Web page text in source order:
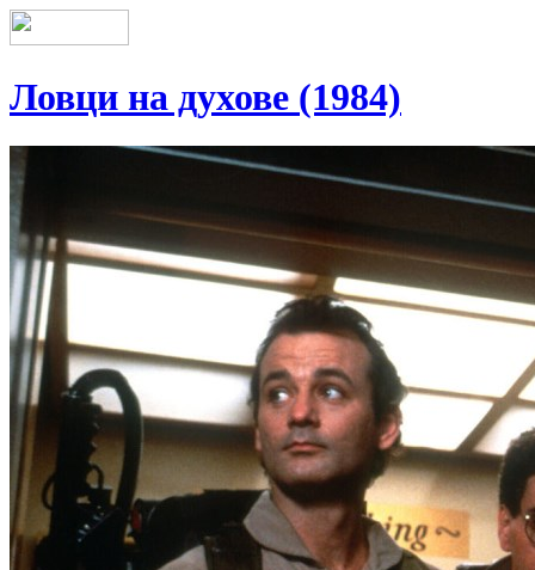
Ловци на духове (1984)